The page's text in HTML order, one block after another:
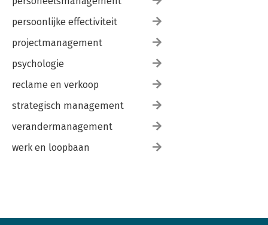
persoonlijke effectiviteit
projectmanagement
psychologie
reclame en verkoop
strategisch management
verandermanagement
werk en loopbaan